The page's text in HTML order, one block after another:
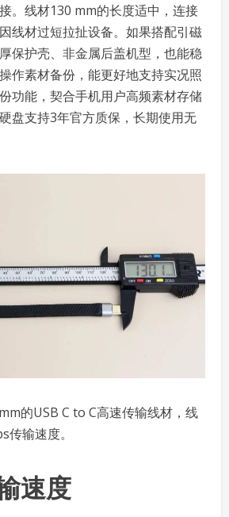
。线材130 mm的长度适中，连接
线材过短拉扯设备。如果搭配引磁
保护壳、非金属后盖机型，也能稳
作素材备份，能更好地支持实况照
功能，契合手机用户高频素材存储
盘支持3年官方质保，长期使用无
的USB C to C高速传输线材，线
输速度。
速度